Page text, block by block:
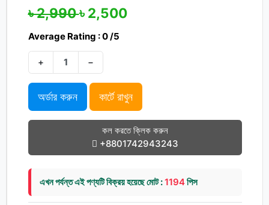
৳ 2,990৳ 2,500
Average Rating : 0 /5
+ −
অর্ডার করুন কার্টে রাখুন
কল করতে ক্লিক করুন
+8801742943243
এখন পর্যন্ত এই পণ্যটি বিক্রয় হয়েছে মোট :1194পিস